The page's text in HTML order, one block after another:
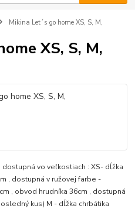
Mikina Let´s go home XS, S, M,
XS, S, M,
vo veľkostiach : XS- dĺžka
, dostupná v ružovej farbe -
, obvod hrudníka 36cm , dostupná
kus) M - dĺžka chrbátika